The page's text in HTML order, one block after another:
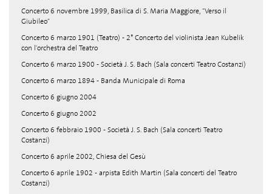
Concerto 6 novembre 1999, Basilica di S. Maria Maggiore, "Verso il
Giubileo"
Concerto 6 marzo 1901 (Teatro) - 2° Concerto del violinista Jean Kubelik
con l'orchestra del Teatro
Concerto 6 marzo 1900 - Società J. S. Bach (Sala concerti Teatro Costanzi)
Concerto 6 marzo 1894 - Banda Municipale di Roma
Concerto 6 giugno 2004
Concerto 6 giugno 2002
Concerto 6 febbraio 1900 - Società J. S. Bach (Sala concerti Teatro
Costanzi)
Concerto 6 aprile 2002, Chiesa del Gesù
Concerto 6 aprile 1902 - arpista Edith Martin (Sala concerti del Teatro
Costanzi)